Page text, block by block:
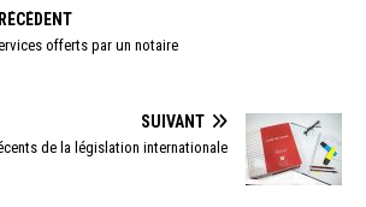
offerts par un notaire
SUIVANT
de la législation internationale